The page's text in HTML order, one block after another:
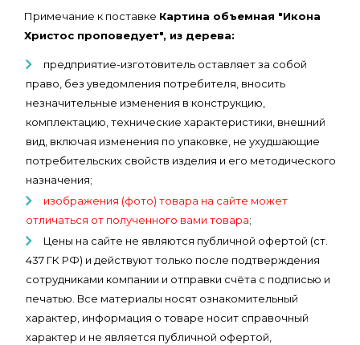
Примечание к поставке Картина объемная "Икона
Христос проповедует", из дерева:
предприятие-изготовитель оставляет за собой
право, без уведомления потребителя, вносить
незначительные изменения в конструкцию,
комплектацию, технические характеристики, внешний
вид, включая изменения по упаковке, не ухудшающие
потребительских свойств изделия и его методического
назначения;
изображения (фото) товара на сайте может
отличаться от полученного вами товара;
Цены на сайте не являются публичной офертой (ст.
437 ГК РФ) и действуют только после подтверждения
сотрудниками компании и отправки счёта с подписью и
печатью. Все материалы носят ознакомительный
характер, информация о товаре носит справочный
характер и не является публичной офертой,